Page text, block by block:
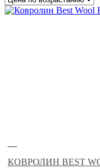
бельгийский
—
КОВРОЛИН BEST